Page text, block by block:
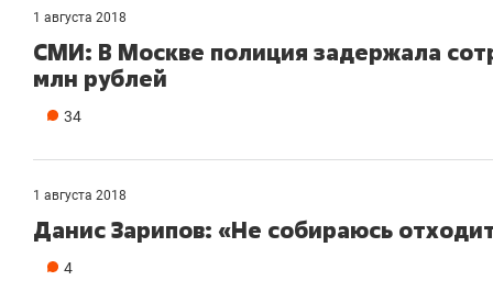
1 августа 2018
СМИ: В Москве полиция задержала
млн рублей
34
1 августа 2018
Данис Зарипов: «Не собираюсь
4